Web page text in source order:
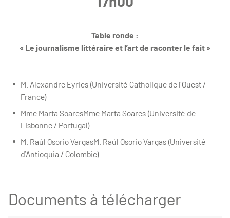
Table ronde :
« Le journalisme littéraire et l’art de raconter le fait »
M. Alexandre Eyries (Université Catholique de l’Ouest /
France)
Mme Marta SoaresMme Marta Soares (Université de
Lisbonne / Portugal)
M. Raúl Osorio VargasM. Raúl Osorio Vargas (Université
d’Antioquia / Colombie)
Documents à télécharger